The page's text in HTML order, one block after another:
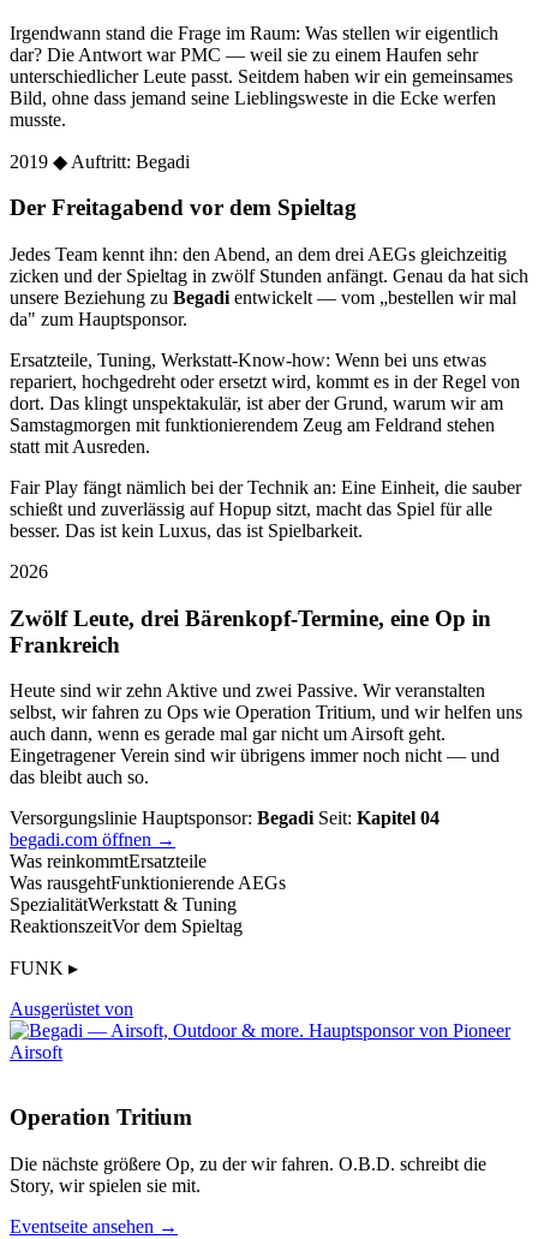
Irgendwann stand die Frage im Raum: Was stellen wir eigentlich
dar? Die Antwort war PMC — weil sie zu einem Haufen sehr
unterschiedlicher Leute passt. Seitdem haben wir ein gemeinsames
Bild, ohne dass jemand seine Lieblingsweste in die Ecke werfen
musste.
2019 ◆ Auftritt: Begadi
Der Freitagabend vor dem Spieltag
Jedes Team kennt ihn: den Abend, an dem drei AEGs gleichzeitig
zicken und der Spieltag in zwölf Stunden anfängt. Genau da hat sich
unsere Beziehung zu Begadi entwickelt — vom „bestellen wir mal
da" zum Hauptsponsor.
Ersatzteile, Tuning, Werkstatt-Know-how: Wenn bei uns etwas
repariert, hochgedreht oder ersetzt wird, kommt es in der Regel von
dort. Das klingt unspektakulär, ist aber der Grund, warum wir am
Samstagmorgen mit funktionierendem Zeug am Feldrand stehen
statt mit Ausreden.
Fair Play fängt nämlich bei der Technik an: Eine Einheit, die sauber
schießt und zuverlässig auf Hopup sitzt, macht das Spiel für alle
besser. Das ist kein Luxus, das ist Spielbarkeit.
2026
Zwölf Leute, drei Bärenkopf-Termine, eine Op in
Frankreich
Heute sind wir zehn Aktive und zwei Passive. Wir veranstalten
selbst, wir fahren zu Ops wie Operation Tritium, und wir helfen uns
auch dann, wenn es gerade mal gar nicht um Airsoft geht.
Eingetragener Verein sind wir übrigens immer noch nicht — und
das bleibt auch so.
Versorgungslinie Hauptsponsor: Begadi Seit: Kapitel 04
begadi.com öffnen →
Was reinkommtErsatzteile
Was rausgehtFunktionierende AEGs
SpezialitätWerkstatt & Tuning
ReaktionszeitVor dem Spieltag
FUNK ▸
Ausgerüstet von
Operation Tritium
Die nächste größere Op, zu der wir fahren. O.B.D. schreibt die
Story, wir spielen sie mit.
Eventseite ansehen →